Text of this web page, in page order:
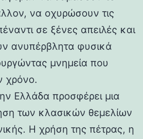
να οχυρώσουν τις
σε ξένες απειλές και
ανυπέρβλητα φυσικά
μνημεία που
χρόνο.
Ελλάδα προσφέρει μια
των κλασικών θεμελίων
Η χρήση της πέτρας, η